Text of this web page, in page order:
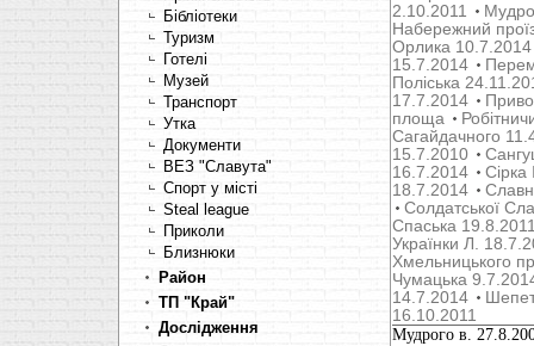
Бібліотеки
Туризм
Готелі
Музей
Транспорт
Утка
Документи
ВЕЗ "Славута"
Спорт у місті
Steal league
Приколи
Близнюки
Район
ТП "Край"
Дослідження
2.10.2011
Набережний
Орлика 10.7.2014
15.7.2014
Поліська
17.7.2014
площа
Сагайдачного
15.7.2010
16.7.2014
Сірка
18.7.2014
Солдатської
Cпаська
Українки Л.
Хмельницького
Чумацька
14.7.2014
16.10.2011
Мудрого в.